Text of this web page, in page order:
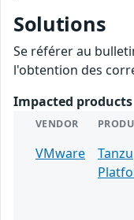
Solutions
Se référer au
l'obtention des
Impacted products
VENDOR
VMware
Tanzu